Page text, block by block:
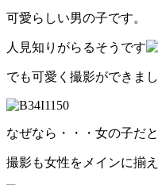
可愛らしい男の子です。
人見知りがらるそうです
でも可愛く撮影ができま
なぜなら・・・女の子だ
撮影も女性をメインに揃